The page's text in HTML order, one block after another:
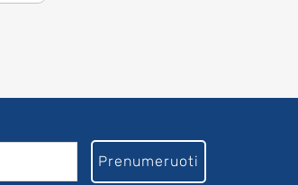
Prenumeruoti